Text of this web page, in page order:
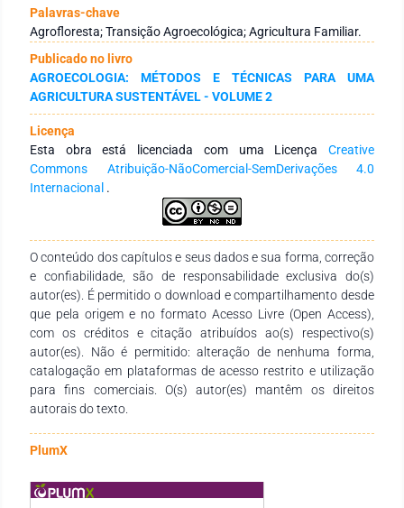
agroflorestais (SAFs), forma de fazer agricultura na qual se
cultiva, numa mesma área, uma grande variedade de
espécies, pode ser o caminho a seguir pelas famílias
agricultoras do semiárido nordestino, caminho este que se
conduzirá por meio da Agroecologia. Diante disso, o presente
trabalho tem como objetivo analisar quatro SAFs assistidos
pelo Projeto FlorestAção no Território da Cidadania Vales do
Curu e Aracatiaçu – Ceará com base em indicadores
agronômico/ecológico e de solo, a partir do nível de transição
agroecológica de quatro famílias. Em cada uma das famílias
selecionadas foram realizadas quatro visitas com aplicação
de questionários. Como resultado, para os dois indicadores o
relevância, já que as famílias com maior tempo de transição
foram as que obtiveram melhores notas. As experiências e
resultados obtidos com o presente estudo mostram que, de
acordo com os indicadores, apesar das limitações e
obstáculos, como o arraigado histórico de práticas
predatórias e excludentes, é possível criar condições para que
possa existir uma agricultura agroecológica, que tanto
reduza os impactos ao meio ambiente como produza
alimento gerando justiça e inclusão social.
Palavras-chave
Agrofloresta; Transição Agroecológica; Agricultura Familiar.
Publicado no livro
AGROECOLOGIA: MÉTODOS E TÉCNICAS PARA UMA
AGRICULTURA SUSTENTÁVEL - VOLUME 2
Licença
Esta obra está licenciada com uma Licença Creative
Commons Atribuição-NãoComercial-SemDerivações 4.0
Internacional .
O conteúdo dos capítulos e seus dados e sua forma, correção
e confiabilidade, são de responsabilidade exclusiva do(s)
autor(es). É permitido o download e compartilhamento desde
que pela origem e no formato Acesso Livre (Open Access),
com os créditos e citação atribuídos ao(s) respectivo(s)
autor(es). Não é permitido: alteração de nenhuma forma,
catalogação em plataformas de acesso restrito e utilização
para fins comerciais. O(s) autor(es) mantêm os direitos
autorais do texto.
PlumX